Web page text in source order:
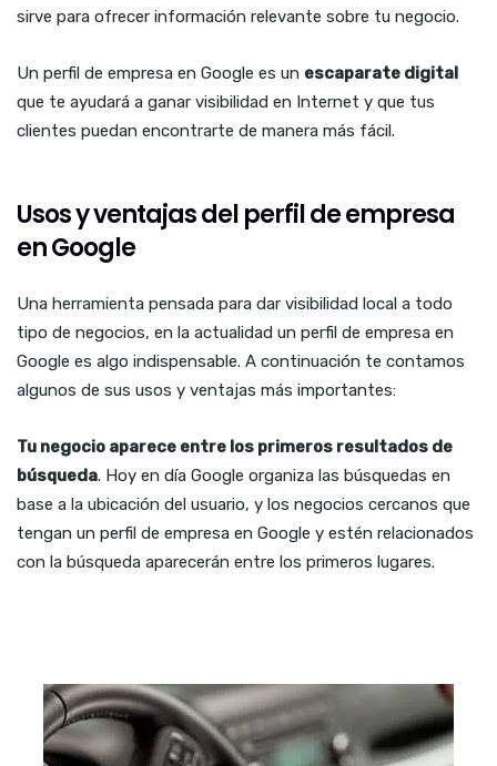
sirve para ofrecer información relevante sobre tu negocio.
Un perfil de empresa en Google es un escaparate digital
que te ayudará a ganar visibilidad en Internet y que tus
clientes puedan encontrarte de manera más fácil.
Usos y ventajas del perfil de empresa
en Google
Una herramienta pensada para dar visibilidad local a todo
tipo de negocios, en la actualidad un perfil de empresa en
Google es algo indispensable. A continuación te contamos
algunos de sus usos y ventajas más importantes:
Tu negocio aparece entre los primeros resultados de
búsqueda. Hoy en día Google organiza las búsquedas en
base a la ubicación del usuario, y los negocios cercanos que
tengan un perfil de empresa en Google y estén relacionados
con la búsqueda aparecerán entre los primeros lugares.